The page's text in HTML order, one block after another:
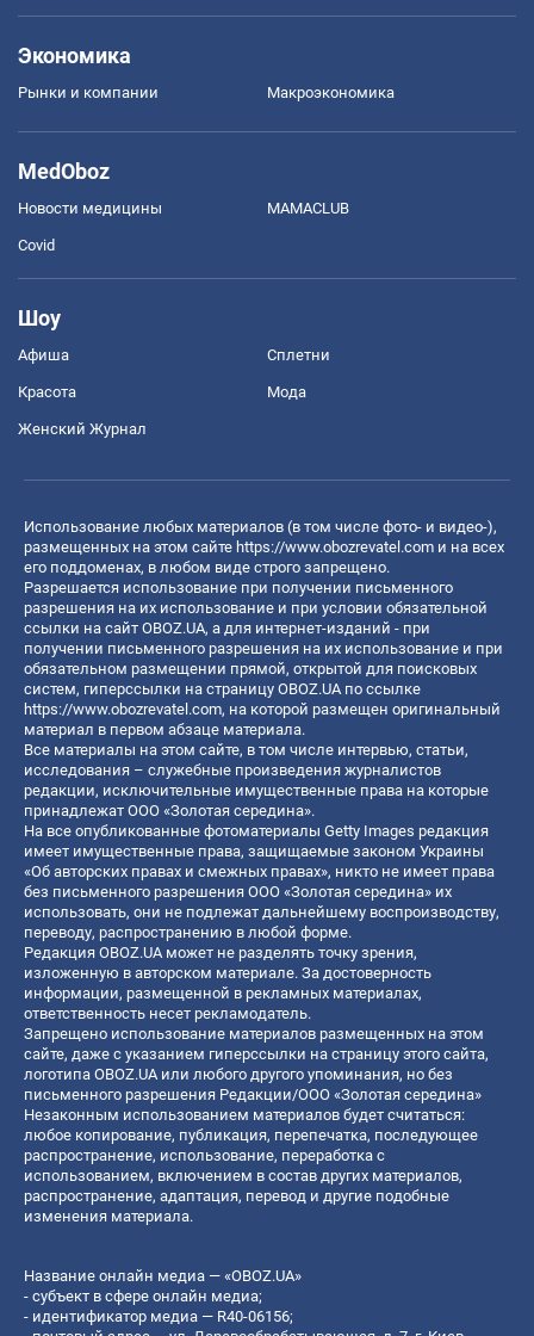
Экономика
Рынки и компании Mакроэкономика
MedOboz
Новости медицины MAMACLUB
Covid
Шоу
Афиша Сплетни
Красота Мода
Женский Журнал
Использование любых материалов (в том числе фото- и видео-),
размещенных на этом сайте https://www.obozrevatel.com и на всех
его поддоменах, в любом виде строго запрещено.
Разрешается использование при получении письменного
разрешения на их использование и при условии обязательной
ссылки на сайт OBOZ.UA, а для интернет-изданий - при
получении письменного разрешения на их использование и при
обязательном размещении прямой, открытой для поисковых
систем, гиперссылки на страницу OBOZ.UA по ссылке
https://www.obozrevatel.com, на которой размещен оригинальный
материал в первом абзаце материала.
Все материалы на этом сайте, в том числе интервью, статьи,
исследования – служебные произведения журналистов
редакции, исключительные имущественные права на которые
принадлежат ООО «Золотая середина».
На все опубликованные фотоматериалы Getty Images редакция
имеет имущественные права, защищаемые законом Украины
«Об авторских правах и смежных правах», никто не имеет права
без письменного разрешения ООО «Золотая середина» их
использовать, они не подлежат дальнейшему воспроизводству,
переводу, распространению в любой форме.
Редакция OBOZ.UA может не разделять точку зрения,
изложенную в авторском материале. За достоверность
информации, размещенной в рекламных материалах,
ответственность несет рекламодатель.
Запрещено использование материалов размещенных на этом
сайте, даже с указанием гиперссылки на страницу этого сайта,
логотипа OBOZ.UA или любого другого упоминания, но без
письменного разрешения Редакции/ООО «Золотая середина»
Незаконным использованием материалов будет считаться:
любое копирование, публикация, перепечатка, последующее
распространение, использование, переработка с
использованием, включением в состав других материалов,
распространение, адаптация, перевод и другие подобные
изменения материала.
Название онлайн медиа — «OBOZ.UA»
- субъект в сфере онлайн медиа;
- идентификатор медиа — R40-06156;